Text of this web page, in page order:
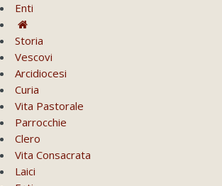
Enti
Storia
Vescovi
Arcidiocesi
Curia
Vita Pastorale
Parrocchie
Clero
Vita Consacrata
Laici